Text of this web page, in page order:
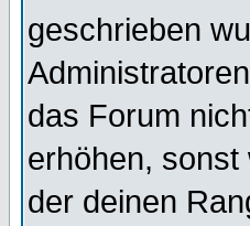
geschrieben
das Forum
erhöhen, sonst
der deinen